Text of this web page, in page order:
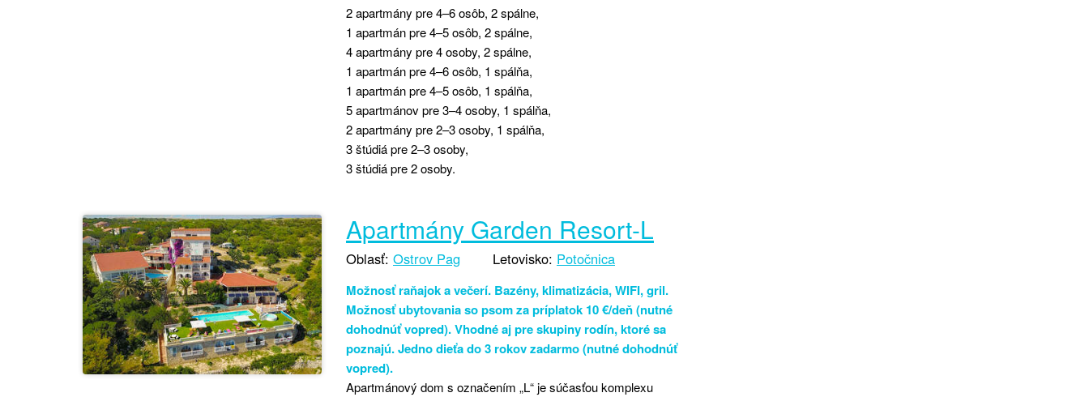
2 apartmány pre 4–6 osôb, 2 spálne,
1 apartmán pre 4–5 osôb, 2 spálne,
4 apartmány pre 4 osoby, 2 spálne,
1 apartmán pre 4–6 osôb, 1 spálňa,
1 apartmán pre 4–5 osôb, 1 spálňa,
5 apartmánov pre 3–4 osoby, 1 spálňa,
2 apartmány pre 2–3 osoby, 1 spálňa,
3 štúdiá pre 2–3 osoby,
3 štúdiá pre 2 osoby.
Apartmány Garden Resort-L
Oblasť: Ostrov Pag Letovisko: Potočnica
Možnosť raňajok a večerí. Bazény, klimatizácia, WIFI, gril.
Možnosť ubytovania so psom za príplatok 10 €/deň (nutné
dohodnúť vopred). Vhodné aj pre skupiny rodín, ktoré sa
poznajú. Jedno dieťa do 3 rokov zadarmo (nutné dohodnúť
vopred).
Apartmánový dom s označením „L“ je súčasťou komplexu